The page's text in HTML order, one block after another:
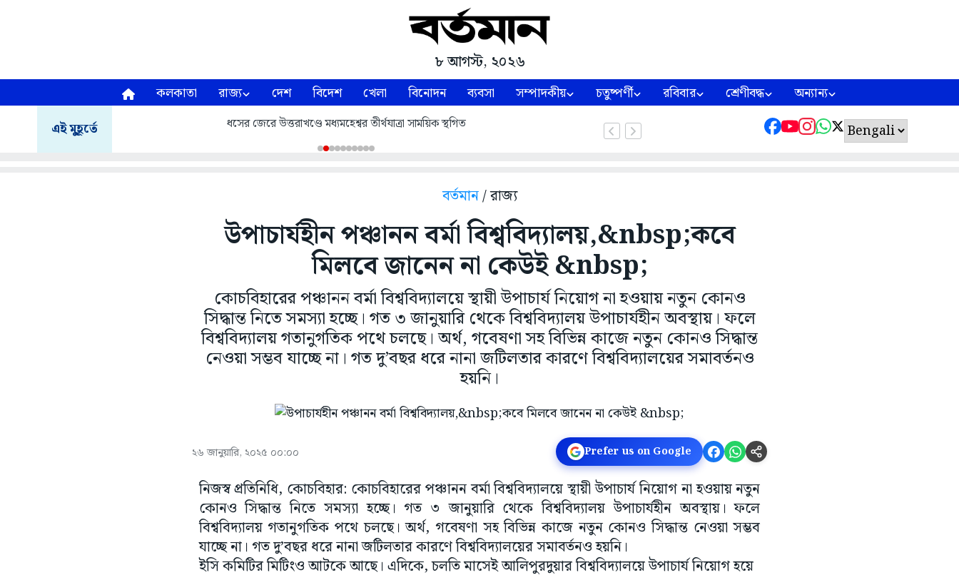
৮ আগস্ট, ২০২৬
কলকাতা রাজ্য দেশ বিদেশ খেলা বিনোদন ব্যবসা সম্পাদকীয় চতুষ্পর্ণী রবিবার শ্রেণীবদ্ধ অন্যান্য
এই মুহূর্তে ধসের জেরে উত্তরাখণ্ডে মধ্যমহেশ্বর তীর্থযাত্রা সাময়িক স্থগিত
বর্তমান/ রাজ্য
উপাচার্যহীন পঞ্চানন বর্মা বিশ্ববিদ্যালয়,&nbsp;কবে
মিলবে জানেন না কেউই &nbsp;
কোচবিহারের পঞ্চানন বর্মা বিশ্ববিদ্যালয়ে স্থায়ী উপাচার্য নিয়োগ না হওয়ায় নতুন কোনও
সিদ্ধান্ত নিতে সমস্যা হচ্ছে। গত ৩ জানুয়ারি থেকে বিশ্ববিদ্যালয় উপাচার্যহীন অবস্থায়। ফলে
বিশ্ববিদ্যালয় গতানুগতিক পথে চলছে। অর্থ, গবেষণা সহ বিভিন্ন কাজে নতুন কোনও সিদ্ধান্ত
নেওয়া সম্ভব যাচ্ছে না। গত দু’বছর ধরে নানা জটিলতার কারণে বিশ্ববিদ্যালয়ের সমাবর্তনও
হয়নি।
২৬ জানুয়ারি, ২০২৫ ০০:০০ Prefer us on Google
নিজস্ব প্রতিনিধি, কোচবিহার: কোচবিহারের পঞ্চানন বর্মা বিশ্ববিদ্যালয়ে স্থায়ী উপাচার্য নিয়োগ না হওয়ায় নতুন
কোনও সিদ্ধান্ত নিতে সমস্যা হচ্ছে। গত ৩ জানুয়ারি থেকে বিশ্ববিদ্যালয় উপাচার্যহীন অবস্থায়। ফলে
বিশ্ববিদ্যালয় গতানুগতিক পথে চলছে। অর্থ, গবেষণা সহ বিভিন্ন কাজে নতুন কোনও সিদ্ধান্ত নেওয়া সম্ভব
যাচ্ছে না। গত দু’বছর ধরে নানা জটিলতার কারণে বিশ্ববিদ্যালয়ের সমাবর্তনও হয়নি।
ইসি কমিটির মিটিংও আটকে আছে। এদিকে, চলতি মাসেই আলিপুরদুয়ার বিশ্ববিদ্যালয়ে উপাচার্য নিয়োগ হয়ে